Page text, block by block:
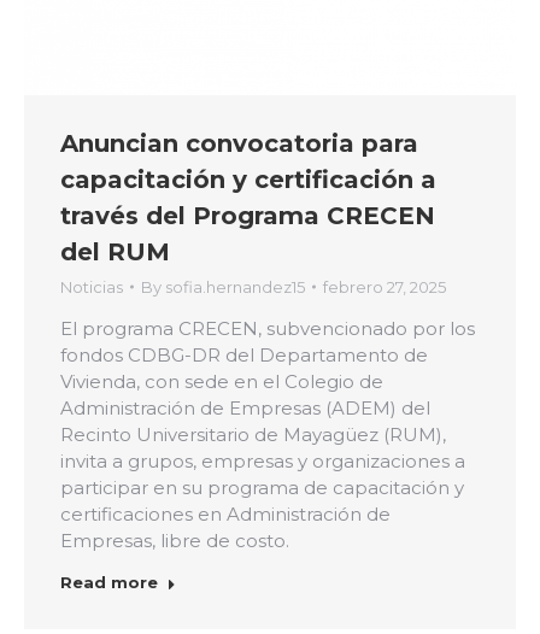
Anuncian convocatoria para
capacitación y certificación a
través del Programa CRECEN
del RUM
Noticias By sofia.hernandez15 febrero 27, 2025
El programa CRECEN, subvencionado por los
fondos CDBG-DR del Departamento de
Vivienda, con sede en el Colegio de
Administración de Empresas (ADEM) del
Recinto Universitario de Mayagüez (RUM),
invita a grupos, empresas y organizaciones a
participar en su programa de capacitación y
certificaciones en Administración de
Empresas, libre de costo.
Read more